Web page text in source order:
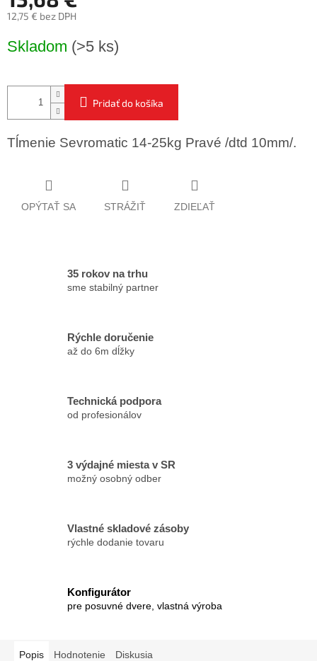
12,75 € bez DPH
cena:
Skladom (>5 ks)
Pridať do košíka
Tĺmenie Sevromatic 14-25kg Pravé /dtd 10mm/.
OPÝTAŤ SA STRÁŽIŤ ZDIEĽAŤ
35 rokov na trhu
sme stabilný partner
Rýchle doručenie
až do 6m dĺžky
Technická podpora
od profesionálov
3 výdajné miesta v SR
možný osobný odber
Vlastné skladové zásoby
rýchle dodanie tovaru
Konfigurátor
pre posuvné dvere, vlastná výroba
Popis Hodnotenie Diskusia